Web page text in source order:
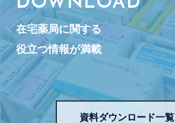
在宅薬局に関する
役立つ情報が満載
資料ダウンロード一覧